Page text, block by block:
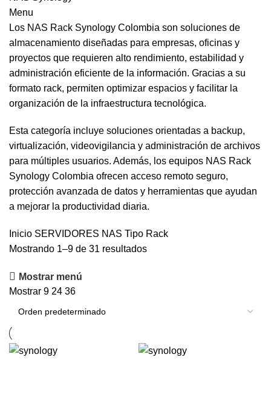
Menu
Los NAS Rack Synology Colombia son soluciones de
almacenamiento diseñadas para empresas, oficinas y
proyectos que requieren alto rendimiento, estabilidad y
administración eficiente de la información. Gracias a su
formato rack, permiten optimizar espacios y facilitar la
organización de la infraestructura tecnológica.
Esta categoría incluye soluciones orientadas a backup,
virtualización, videovigilancia y administración de archivos
para múltiples usuarios. Además, los equipos NAS Rack
Synology Colombia ofrecen acceso remoto seguro,
protección avanzada de datos y herramientas que ayudan
a mejorar la productividad diaria.
Inicio SERVIDORES NAS Tipo Rack
Mostrando 1–9 de 31 resultados
Mostrar menú
Mostrar 9 24 36